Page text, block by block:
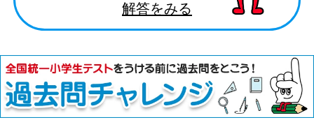
解答をみる